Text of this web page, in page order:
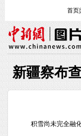
首页|
新疆察布
积雪尚未完全融